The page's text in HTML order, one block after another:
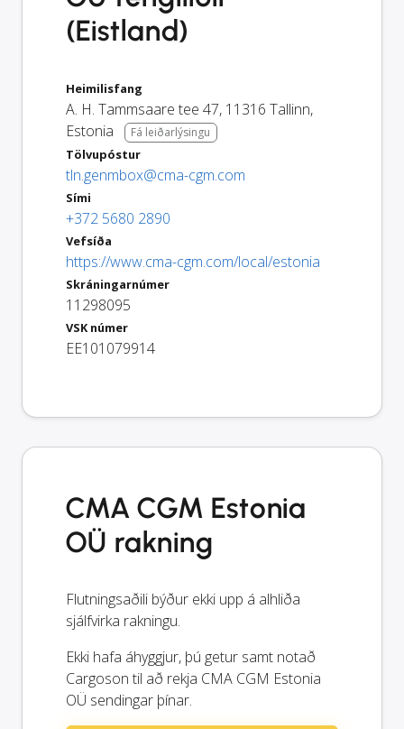
(Eistland)
Heimilisfang
A. H. Tammsaare tee 47, 11316 Tallinn,
Estonia
Fá leiðarlýsingu
Tölvupóstur
tln.genmbox@cma-cgm.com
Sími
+372 5680 2890
Vefsíða
https://www.cma-cgm.com/local/estonia
Skráningarnúmer
11298095
VSK númer
EE101079914
CMA CGM Estonia
OÜ rakning
Flutningsaðili býður ekki upp á alhliða
sjálfvirka rakningu.
Ekki hafa áhyggjur, þú getur samt notað
Cargoson til að rekja CMA CGM Estonia
OÜ sendingar þínar.